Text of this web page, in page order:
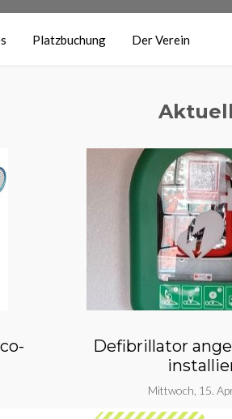
Platzbuchung Der Verein
Defibrillator
Mittwoch, 15.